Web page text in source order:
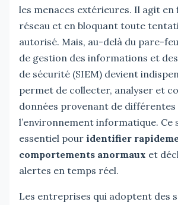
les menaces extérieures. Il agit
réseau et en bloquant toute
autorisé. Mais, au-delà du pare-
de gestion des informations et
de sécurité (SIEM) devient
permet de collecter, analyser et
données provenant de différentes
l’environnement informatique. Ce
essentiel pour identifier
comportements anormaux et
alertes en temps réel.
Les entreprises qui adoptent des